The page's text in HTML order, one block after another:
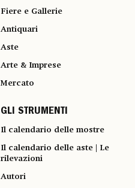
Fiere e Gallerie
Antiquari
Aste
Arte & Imprese
Mercato
GLI STRUMENTI
Il calendario delle mostre
Il calendario delle aste | Le
rilevazioni
Autori